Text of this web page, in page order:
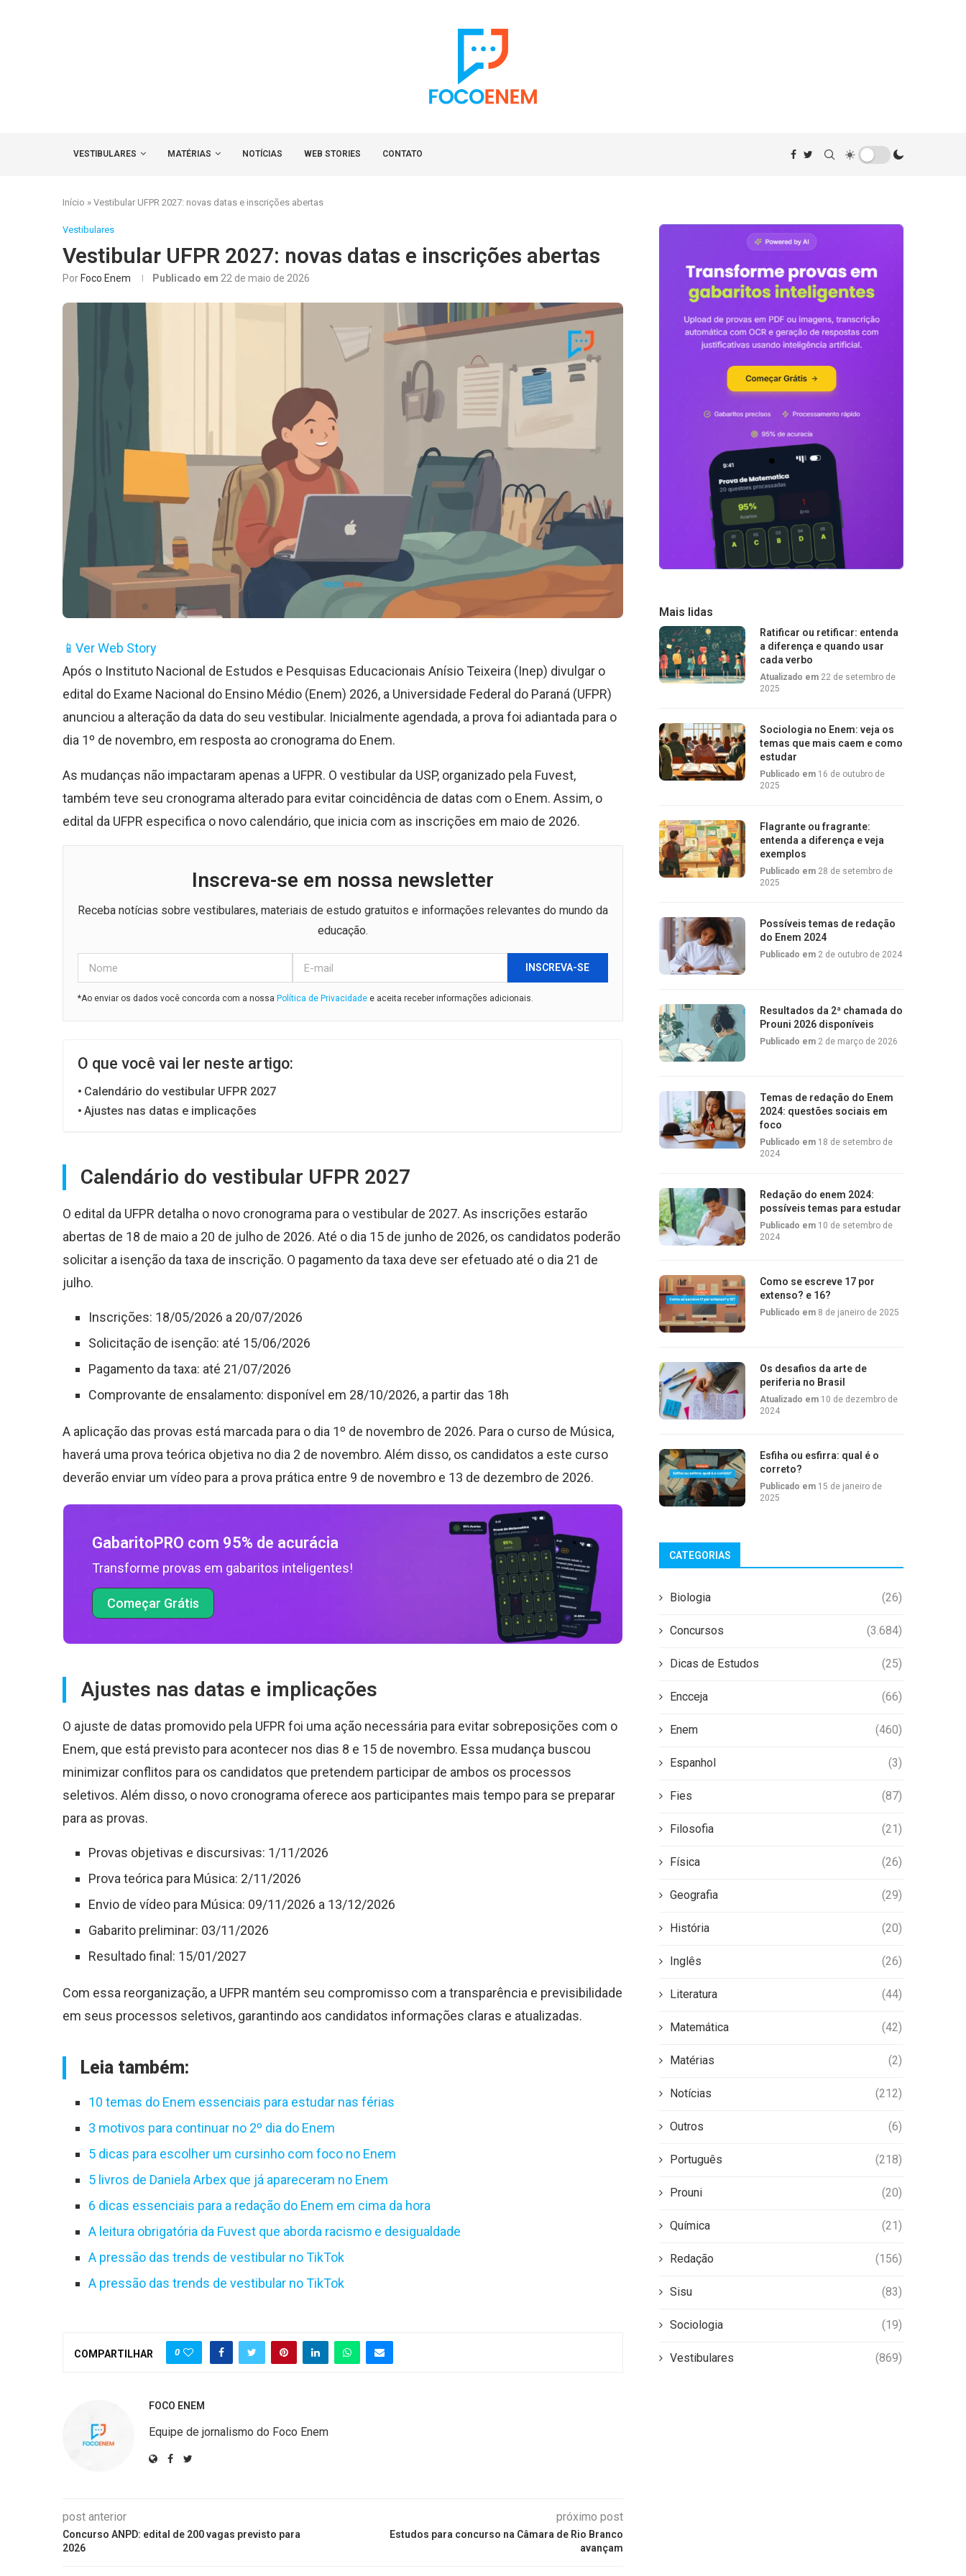
VESTIBULARES MATÉRIAS NOTÍCIAS WEB STORIES CONTATO
Início » Vestibular UFPR 2027: novas datas e inscrições abertas
Vestibulares
Vestibular UFPR 2027: novas datas e inscrições abertas
Por Foco Enem Publicado em 22 de maio de 2026
📱 Ver Web Story
Após o Instituto Nacional de Estudos e Pesquisas Educacionais Anísio Teixeira (Inep) divulgar o
edital do Exame Nacional do Ensino Médio (Enem) 2026, a Universidade Federal do Paraná (UFPR)
anunciou a alteração da data do seu vestibular. Inicialmente agendada, a prova foi adiantada para o
dia 1º de novembro, em resposta ao cronograma do Enem.
As mudanças não impactaram apenas a UFPR. O vestibular da USP, organizado pela Fuvest,
também teve seu cronograma alterado para evitar coincidência de datas com o Enem. Assim, o
edital da UFPR especifica o novo calendário, que inicia com as inscrições em maio de 2026.
Inscreva-se em nossa newsletter
Receba notícias sobre vestibulares, materiais de estudo gratuitos e informações relevantes do mundo da
educação.
INSCREVA-SE
*Ao enviar os dados você concorda com a nossa Política de Privacidade e aceita receber informações adicionais.
O que você vai ler neste artigo:
Calendário do vestibular UFPR 2027
Ajustes nas datas e implicações
Calendário do vestibular UFPR 2027
O edital da UFPR detalha o novo cronograma para o vestibular de 2027. As inscrições estarão
abertas de 18 de maio a 20 de julho de 2026. Até o dia 15 de junho de 2026, os candidatos poderão
solicitar a isenção da taxa de inscrição. O pagamento da taxa deve ser efetuado até o dia 21 de
julho.
Inscrições: 18/05/2026 a 20/07/2026
Solicitação de isenção: até 15/06/2026
Pagamento da taxa: até 21/07/2026
Comprovante de ensalamento: disponível em 28/10/2026, a partir das 18h
A aplicação das provas está marcada para o dia 1º de novembro de 2026. Para o curso de Música,
haverá uma prova teórica objetiva no dia 2 de novembro. Além disso, os candidatos a este curso
deverão enviar um vídeo para a prova prática entre 9 de novembro e 13 de dezembro de 2026.
GabaritoPRO com 95% de acurácia
Transforme provas em gabaritos inteligentes!
Começar Grátis
Ajustes nas datas e implicações
O ajuste de datas promovido pela UFPR foi uma ação necessária para evitar sobreposições com o
Enem, que está previsto para acontecer nos dias 8 e 15 de novembro. Essa mudança buscou
minimizar conflitos para os candidatos que pretendem participar de ambos os processos
seletivos. Além disso, o novo cronograma oferece aos participantes mais tempo para se preparar
para as provas.
Provas objetivas e discursivas: 1/11/2026
Prova teórica para Música: 2/11/2026
Envio de vídeo para Música: 09/11/2026 a 13/12/2026
Gabarito preliminar: 03/11/2026
Resultado final: 15/01/2027
Com essa reorganização, a UFPR mantém seu compromisso com a transparência e previsibilidade
em seus processos seletivos, garantindo aos candidatos informações claras e atualizadas.
Leia também:
10 temas do Enem essenciais para estudar nas férias
3 motivos para continuar no 2º dia do Enem
5 dicas para escolher um cursinho com foco no Enem
5 livros de Daniela Arbex que já apareceram no Enem
6 dicas essenciais para a redação do Enem em cima da hora
A leitura obrigatória da Fuvest que aborda racismo e desigualdade
A pressão das trends de vestibular no TikTok
A pressão das trends de vestibular no TikTok
COMPARTILHAR 0
FOCO ENEM
Equipe de jornalismo do Foco Enem
post anterior
Concurso ANPD: edital de 200 vagas previsto para
2026
próximo post
Estudos para concurso na Câmara de Rio Branco
avançam
Mais lidas
Ratificar ou retificar: entenda
a diferença e quando usar
cada verbo
Atualizado em 22 de setembro de
2025
Sociologia no Enem: veja os
temas que mais caem e como
estudar
Publicado em 16 de outubro de
2025
Flagrante ou fragrante:
entenda a diferença e veja
exemplos
Publicado em 28 de setembro de
2025
Possíveis temas de redação
do Enem 2024
Publicado em 2 de outubro de 2024
Resultados da 2ª chamada do
Prouni 2026 disponíveis
Publicado em 2 de março de 2026
Temas de redação do Enem
2024: questões sociais em
foco
Publicado em 18 de setembro de
2024
Redação do enem 2024:
possíveis temas para estudar
Publicado em 10 de setembro de
2024
Como se escreve 17 por
extenso? e 16?
Publicado em 8 de janeiro de 2025
Os desafios da arte de
periferia no Brasil
Atualizado em 10 de dezembro de
2024
Esfiha ou esfirra: qual é o
correto?
Publicado em 15 de janeiro de
2025
CATEGORIAS
Biologia (26)
Concursos (3.684)
Dicas de Estudos (25)
Encceja (66)
Enem (460)
Espanhol (3)
Fies (87)
Filosofia (21)
Física (26)
Geografia (29)
História (20)
Inglês (26)
Literatura (44)
Matemática (42)
Matérias (2)
Notícias (212)
Outros (6)
Português (218)
Prouni (20)
Química (21)
Redação (156)
Sisu (83)
Sociologia (19)
Vestibulares (869)